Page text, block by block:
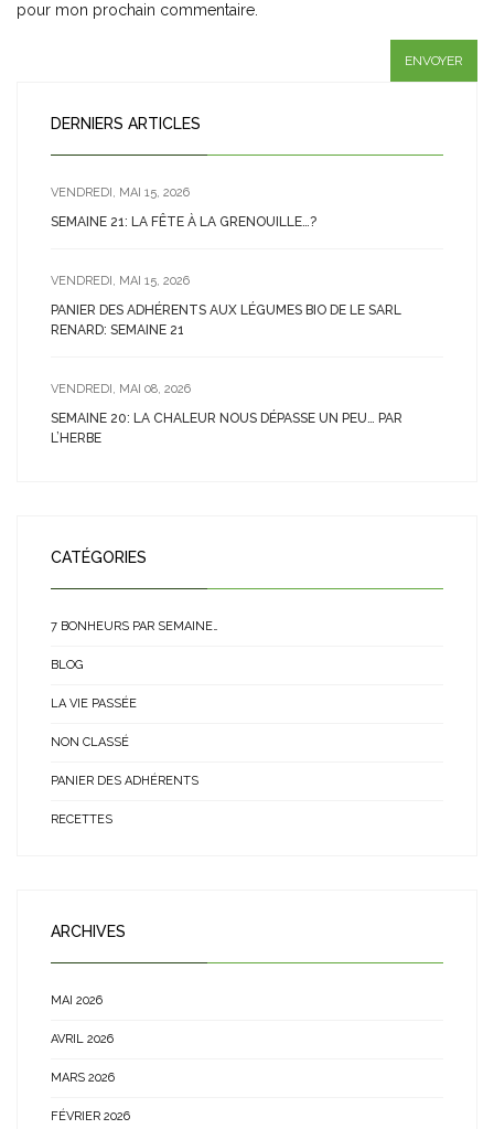
pour mon prochain commentaire.
DERNIERS ARTICLES
VENDREDI, MAI 15, 2026
SEMAINE 21: LA FÊTE À LA GRENOUILLE…?
VENDREDI, MAI 15, 2026
PANIER DES ADHÉRENTS AUX LÉGUMES BIO DE LE SARL
RENARD: SEMAINE 21
VENDREDI, MAI 08, 2026
SEMAINE 20: LA CHALEUR NOUS DÉPASSE UN PEU… PAR
L’HERBE
CATÉGORIES
7 BONHEURS PAR SEMAINE…
BLOG
LA VIE PASSÉE
NON CLASSÉ
PANIER DES ADHÉRENTS
RECETTES
ARCHIVES
MAI 2026
AVRIL 2026
MARS 2026
FÉVRIER 2026